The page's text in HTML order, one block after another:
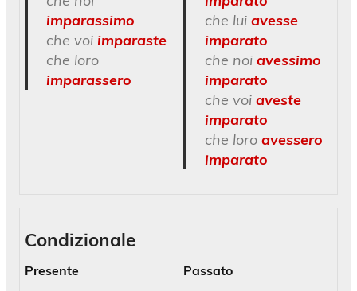
imparassimo
che voi imparaste
che loro
imparassero
che lui avesse
imparato
che noi avessimo
imparato
che voi aveste
imparato
che loro avessero
imparato
Condizionale
Presente Passato